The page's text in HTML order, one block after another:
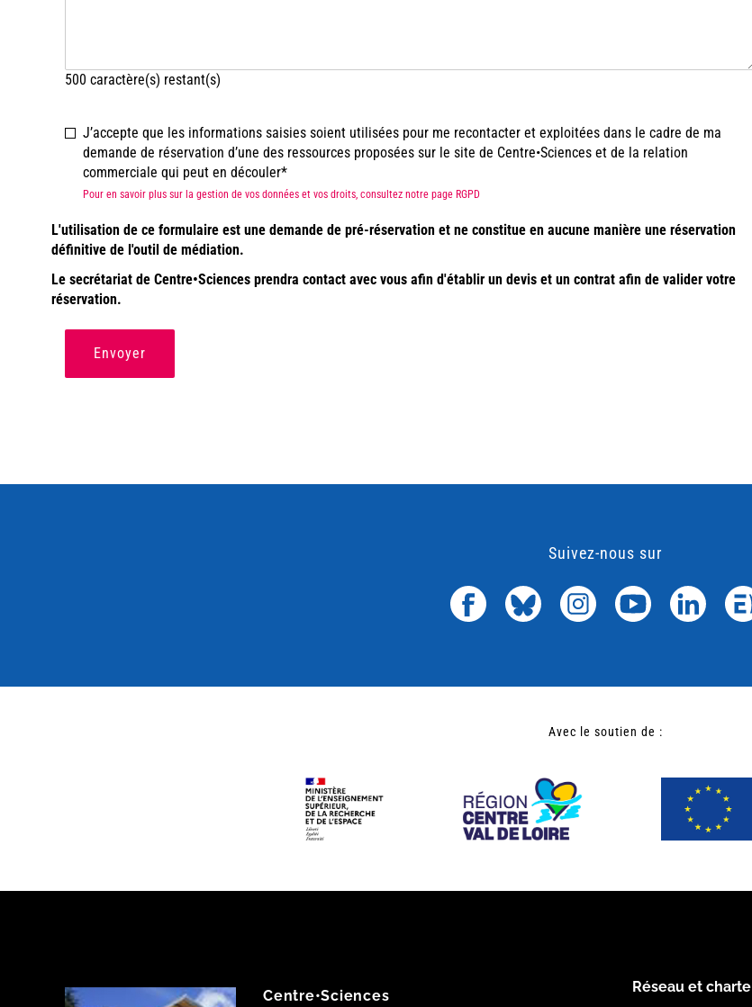
500 caractère(s) restant(s)
J’accepte que les informations saisies soient utilisées pour me recontacter et exploitées dans le cadre de ma
demande de réservation d’une des ressources proposées sur le site de Centre•Sciences et de la relation
commerciale qui peut en découler
Pour en savoir plus sur la gestion de vos données et vos droits, consultez notre page RGPD
L'utilisation de ce formulaire est une demande de pré-réservation et ne constitue en aucune manière une réservation
définitive de l'outil de médiation.
Le secrétariat de Centre•Sciences prendra contact avec vous afin d'établir un devis et un contrat afin de valider votre
réservation.
Envoyer
Suivez-nous sur
Avec le soutien de :
Centre•Sciences
Réseau et charte